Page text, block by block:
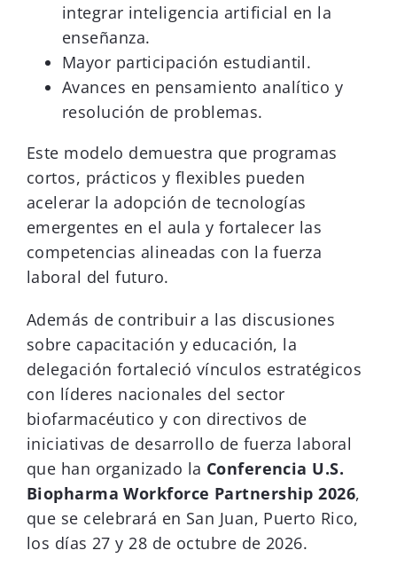
integrar inteligencia artificial en la
enseñanza.
Mayor participación estudiantil.
Avances en pensamiento analítico y
resolución de problemas.
Este modelo demuestra que programas
cortos, prácticos y flexibles pueden
acelerar la adopción de tecnologías
emergentes en el aula y fortalecer las
competencias alineadas con la fuerza
laboral del futuro.
Además de contribuir a las discusiones
sobre capacitación y educación, la
delegación fortaleció vínculos estratégicos
con líderes nacionales del sector
biofarmacéutico y con directivos de
iniciativas de desarrollo de fuerza laboral
que han organizado la Conferencia U.S.
Biopharma Workforce Partnership 2026,
que se celebrará en San Juan, Puerto Rico,
los días 27 y 28 de octubre de 2026.